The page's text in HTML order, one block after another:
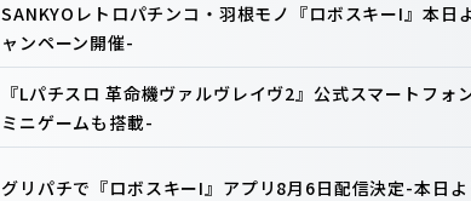
SANKYOレトロパチンコ・羽根モノ『ロボスキーI』本
ャンペーン開催-
『Lパチスロ 革命機ヴァルヴレイヴ2』公式スマートフ
ミニゲームも搭載-
グリパチで『ロボスキーI』アプリ8月6日配信決定-本日